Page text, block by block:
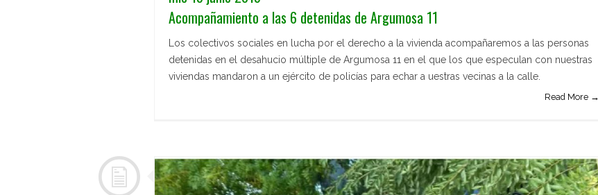
Acompañamiento a las 6 detenidas de Argumosa 11
Los colectivos sociales en lucha por el derecho a la vivienda acompañaremos a las personas
detenidas en el desahucio múltiple de Argumosa 11 en el que los que especulan con nuestras
viviendas mandaron a un ejército de policías para echar a uestras vecinas a la calle.
Read More →